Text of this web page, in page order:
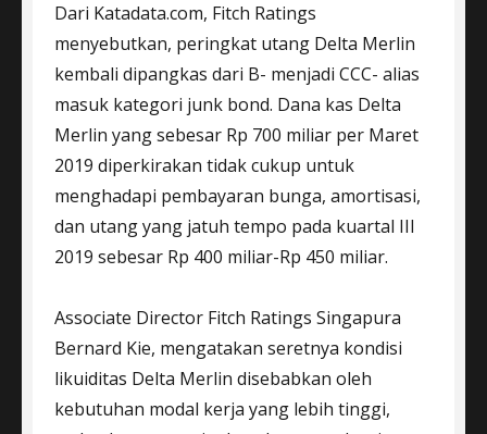
Dari Katadata.com, Fitch Ratings
menyebutkan, peringkat utang Delta Merlin
kembali dipangkas dari B- menjadi CCC- alias
masuk kategori junk bond. Dana kas Delta
Merlin yang sebesar Rp 700 miliar per Maret
2019 diperkirakan tidak cukup untuk
menghadapi pembayaran bunga, amortisasi,
dan utang yang jatuh tempo pada kuartal III
2019 sebesar Rp 400 miliar-Rp 450 miliar.
Associate Director Fitch Ratings Singapura
Bernard Kie, mengatakan seretnya kondisi
likuiditas Delta Merlin disebabkan oleh
kebutuhan modal kerja yang lebih tinggi,